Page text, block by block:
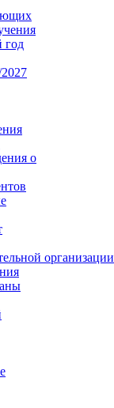
год
о
организации